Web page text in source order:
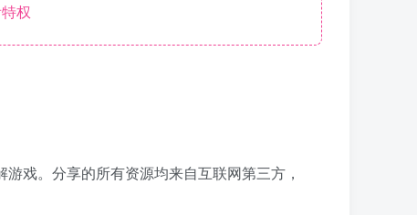
权
戏。分享的所有资源均来自互联网第三方，